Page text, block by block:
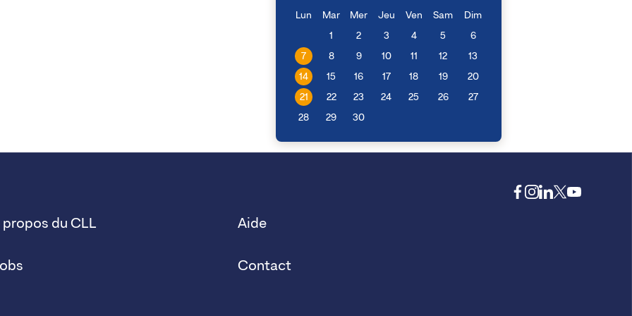
Lun
Mar Mer Jeu Ven Sam Dim
1 2 3 4 5 6
7 8 9 10 11 12 13
14 15 16 17 18 19 20
21 22 23 24 25 26 27
28 29 30
propos du CLL Aide
Contact